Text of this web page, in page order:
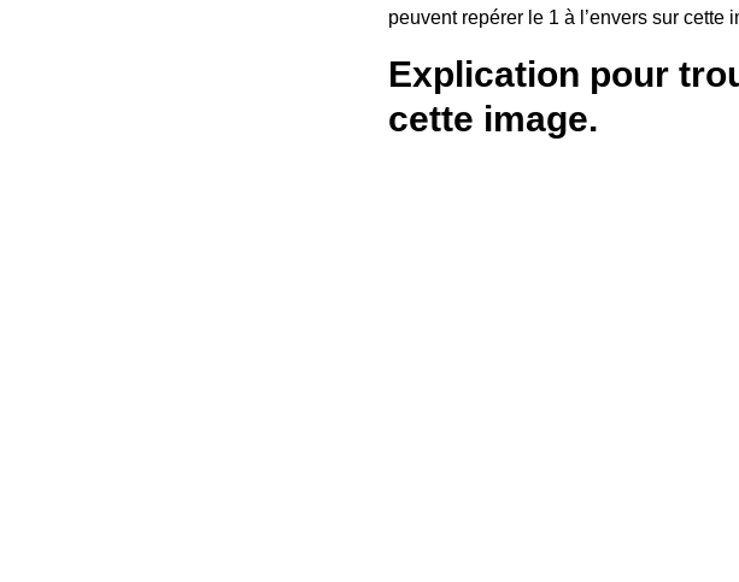
peuvent repérer le 1 à l’envers sur
Explication pour
cette image.